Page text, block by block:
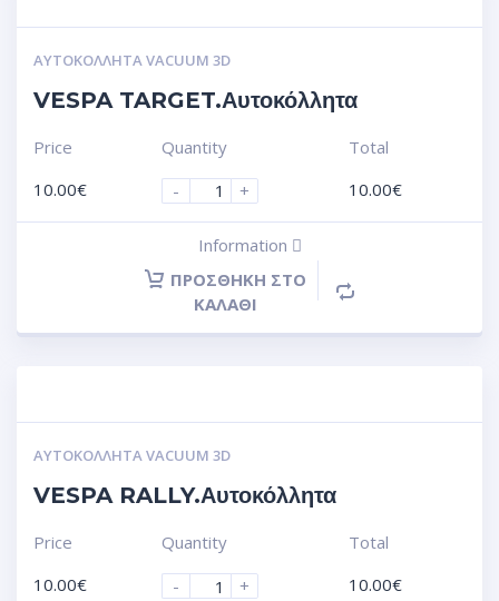
ΑΥΤΟΚΌΛΛΗΤΑ VACUUM 3D
VESPA TARGET.Αυτοκόλλητα
Price
10.00€
Quantity
-
+
Total
10.00€
Information
ΠΡΟΣΘΉΚΗ ΣΤΟ
ΚΑΛΆΘΙ
ΑΥΤΟΚΌΛΛΗΤΑ VACUUM 3D
VESPA RALLY.Αυτοκόλλητα
Price
10.00€
Quantity
-
+
Total
10.00€